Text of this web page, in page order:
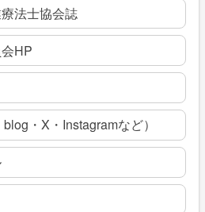
法士協会誌
HP
・X・Instagramなど）